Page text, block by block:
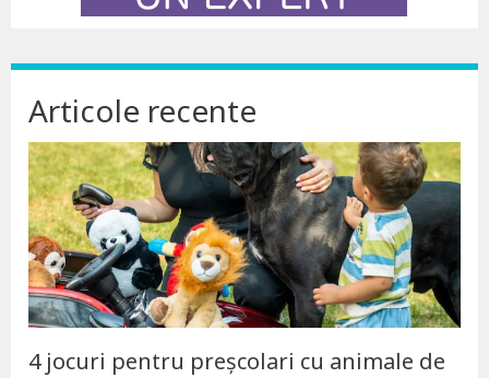
Articole recente
4 jocuri pentru preșcolari cu animale de